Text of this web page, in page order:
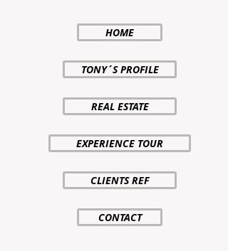
HOME
TONY´S PROFILE
REAL ESTATE
EXPERIENCE TOUR
CLIENTS REF
CONTACT